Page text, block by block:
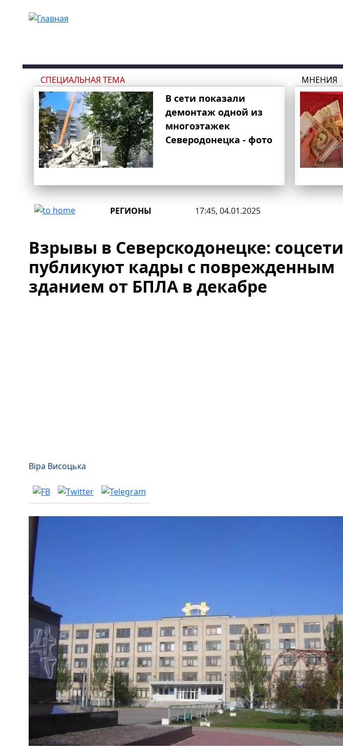
СПЕЦИАЛЬНАЯ ТЕМА
В сети показали
демонтаж одной из
многоэтажек
Северодонецка - фото
МНЕНИЯ
РЕГИОНЫ 17:45, 04.01.2025
Взрывы в Северскодонецке: соцсети
публикуют кадры с поврежденным
зданием от БПЛА в декабре
Віра Висоцька